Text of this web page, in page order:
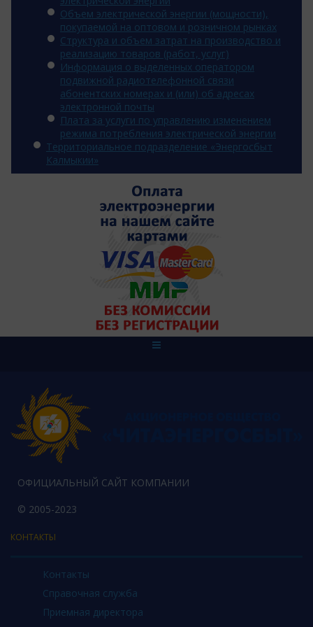
Объем электрической энергии (мощности),
покупаемой на оптовом и розничном рынках
Структура и объем затрат на производство и
реализацию товаров (работ, услуг)
Информация о выделенных оператором
подвижной радиотелефонной связи
абонентских номерах и (или) об адресах
электронной почты
Плата за услуги по управлению изменением
режима потребления электрической энергии
Территориальное подразделение «Энергосбыт
Калмыкии»
ОФИЦИАЛЬНЫЙ САЙТ КОМПАНИИ
© 2005-2023
КОНТАКТЫ
Контакты
Справочная служба
Приемная директора